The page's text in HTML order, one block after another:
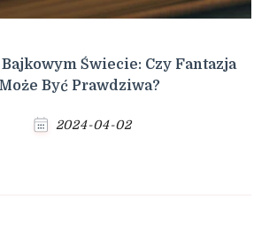
Świecie: Czy Fantazja
Może Być Prawdziwa?
2024-04-02